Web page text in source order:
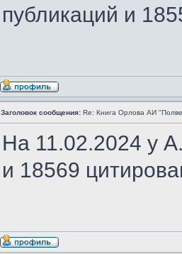
публикаций и
Заголовок сообщения: Re: Книга Орлова АИ
На 11.02.2024 у
и 18569